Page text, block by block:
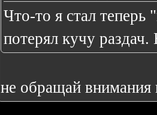
Что-то я стал теперь
потерял кучу
не обращай внимания